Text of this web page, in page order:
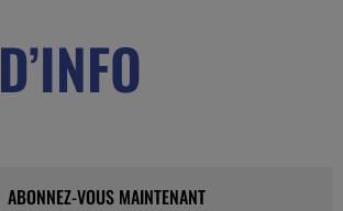
D’INFO
ABONNEZ-VOUS MAINTENANT